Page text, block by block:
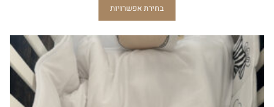
בחירת אפשרויות